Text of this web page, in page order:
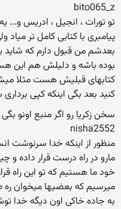
bito065_z
تو تورات ، انجیل ، ادریس و...
پیامبری با کتابی کامل تر
بعدشم من قبول دارم که
بوده باشه و دلیلش هم این
کتابهای قبلیش هست مثلا
کنید بعد بگی اینکه کپی
سخن زکریا رو اگر منبع اونو
nisha2552
منظور از اینکه خدا
مارو در راه درست قرار داده و
خود ما هستیم که تو این راه
میرسیم که بعضیها میخوان
به جاده خاکی اون دیگه خدا